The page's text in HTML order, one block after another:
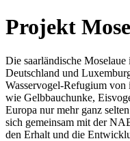
Projekt
Die saarländische
Deutschland und
Wasservogel-Refugium
wie Gelbbauchunke,
Europa nur mehr ganz
sich gemeinsam mit der
den Erhalt und die